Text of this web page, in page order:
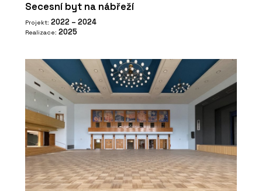
Sametový vinyl Flotex - Forbo
Flooring Systems
O FIRMĚ
Forbo Flooring Systems
Secesní byt na nábřeží
Projekt: 2022 – 2024
Realizace: 2025